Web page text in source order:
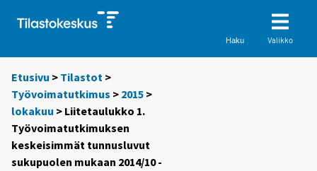
Haku Valikko
Etusivu > Tilastot >
Työvoimatutkimus > 2015 >
lokakuu > Liitetaulukko 1.
Työvoimatutkimuksen
keskeisimmät tunnusluvut
sukupuolen mukaan 2014/10 -